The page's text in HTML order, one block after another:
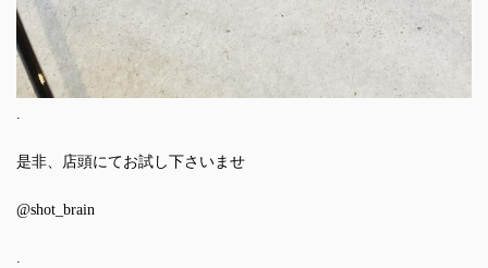
.
是非、店頭にてお試し下さいませ
@shot_brain
.